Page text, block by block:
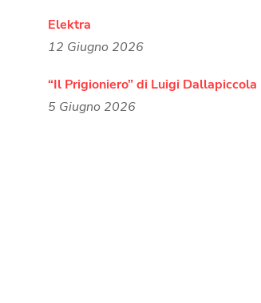
Elektra
12 Giugno 2026
“Il Prigioniero” di Luigi Dallapiccola
5 Giugno 2026